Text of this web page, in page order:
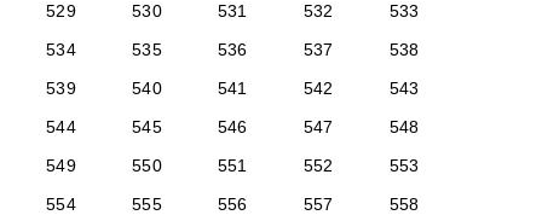
529
530 531 532
533
534
535 536 537
538
539
540 541 542
543
544
545 546 547
548
549
550 551 552
553
554
555 556 557
558